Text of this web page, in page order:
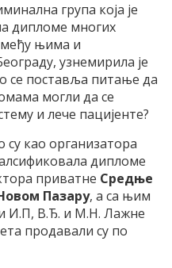
група која је
дипломе многих
међу њима и
узнемирила је
се поставља питање да
могли да се
и лече пацијенте?
као организатора
дипломе
приватне Средње
Пазару, а са њим
И.П, В.Ђ. и М.Н. Лажне
продавали су по